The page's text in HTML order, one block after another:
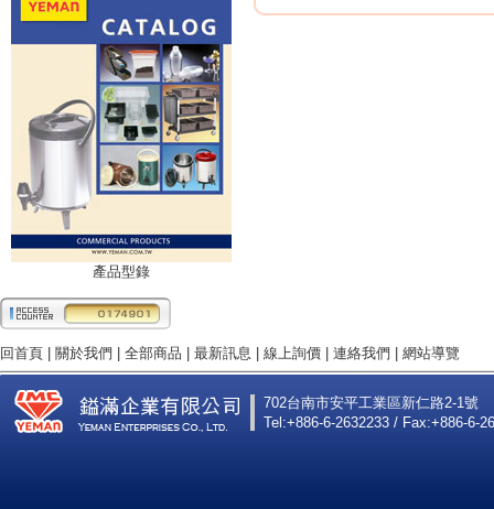
產品型錄
回首頁 | 關於我們 | 全部商品 | 最新訊息 | 線上詢價 | 連絡我們 | 網站導覽
702台南市安平工業區新仁路2-1號
Tel:+886-6-2632233 / Fax:+886-6-